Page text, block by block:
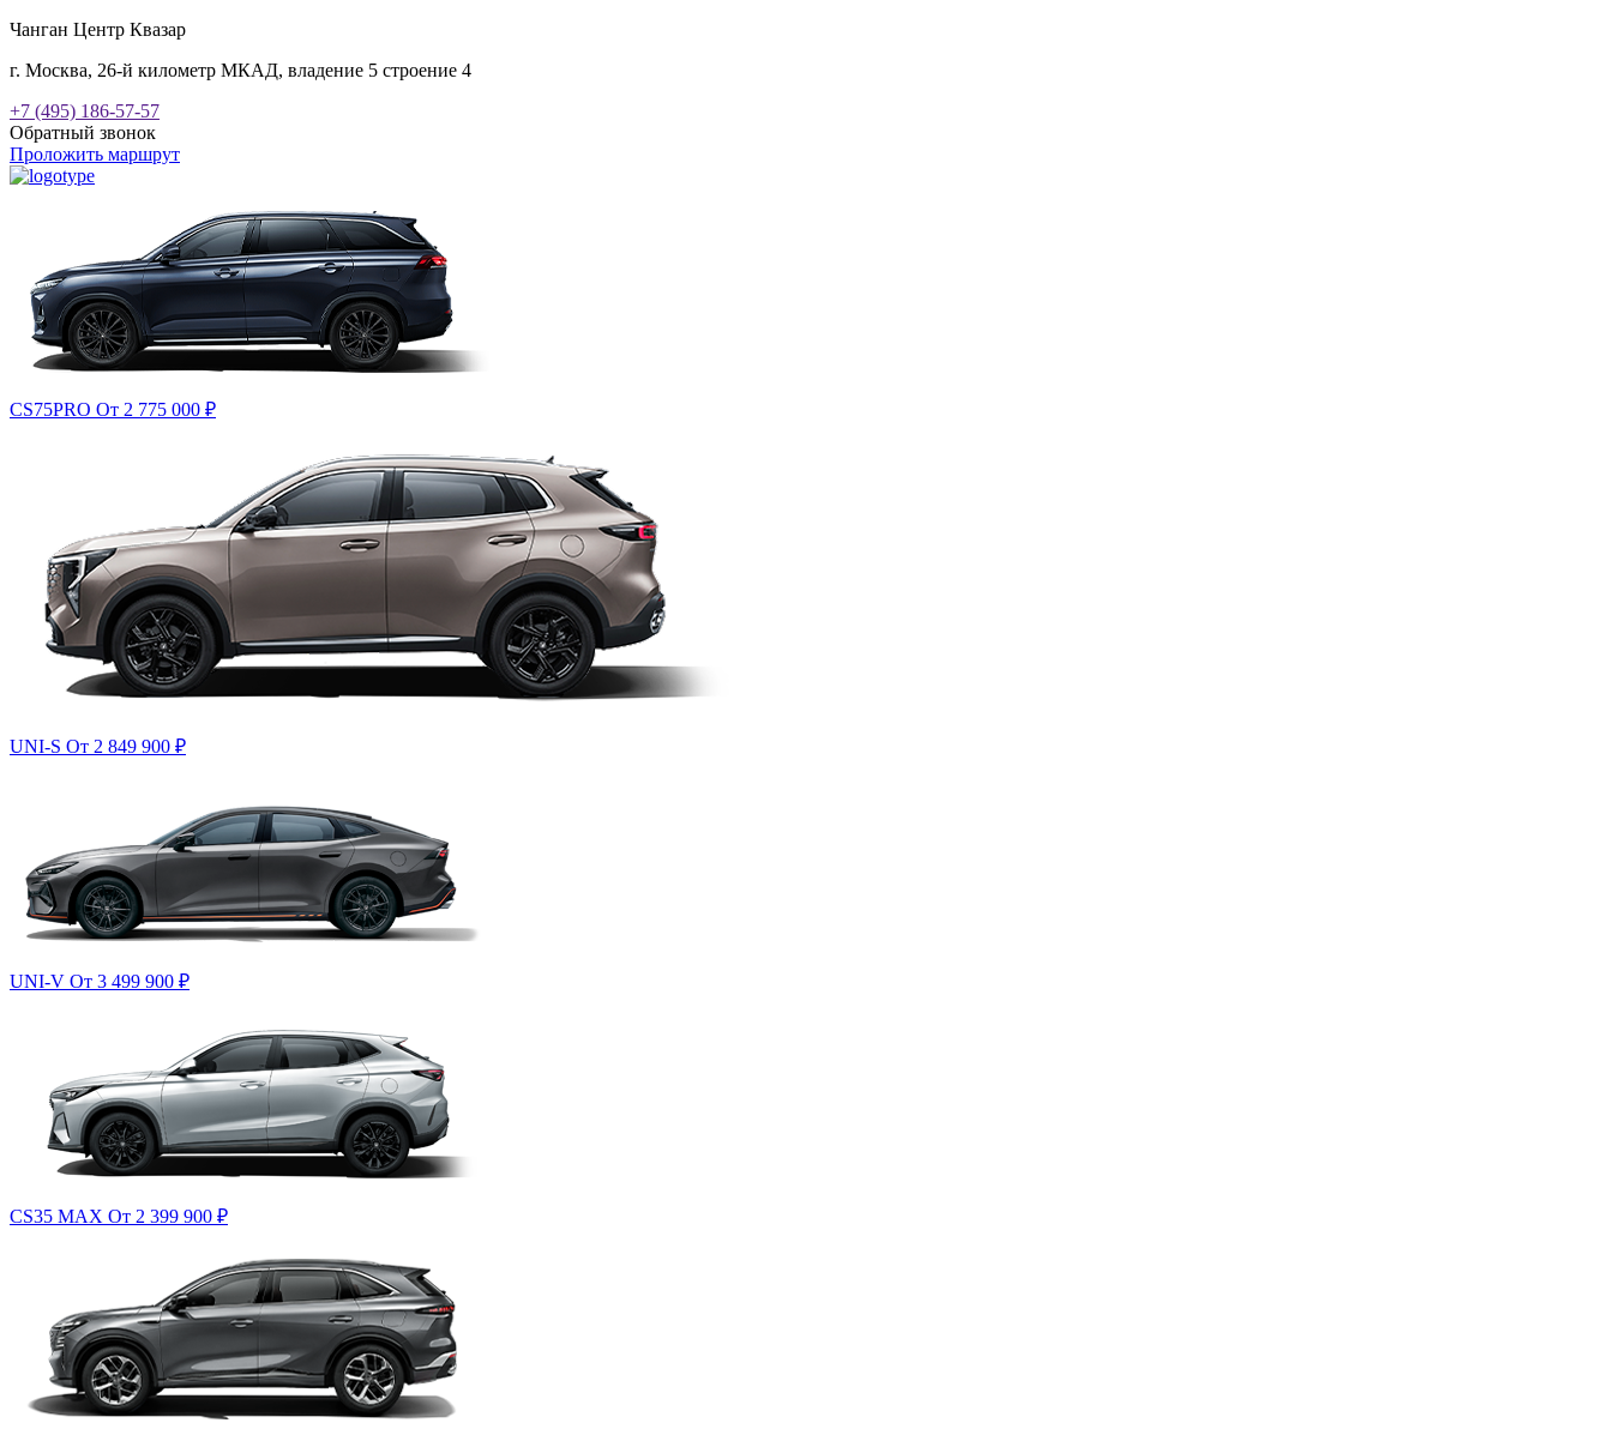
Чанган Центр Квазар
г. Москва, 26-й километр МКАД, владение 5 строение 4
+7 (495) 186-57-57
Обратный звонок
Проложить маршрут
CS75PRO От 2 775 000 ₽
UNI-S От 2 849 900 ₽
UNI-V От 3 499 900 ₽
CS35 MAX От 2 399 900 ₽